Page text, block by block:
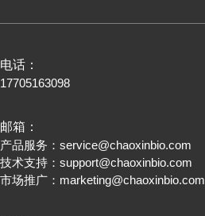
电话：
17705163098
邮箱：
产品服务： service@chaoxinbio.com
技术支持： support@chaoxinbio.com
市场推广： marketing@chaoxinbio.com